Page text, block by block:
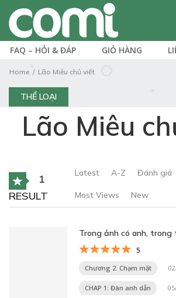
FAQ – HỎI & ĐÁP GIỎ HÀNG
Home Lão Miêu chủ viết
THỂ LOẠI
Lão Miêu
1
RESULT
Latest A-Z Đánh giá
Most Views New
Trong ảnh có anh, trong
5
Chương 2: Chạm mặt
CHAP 1: Đàn anh dẫn